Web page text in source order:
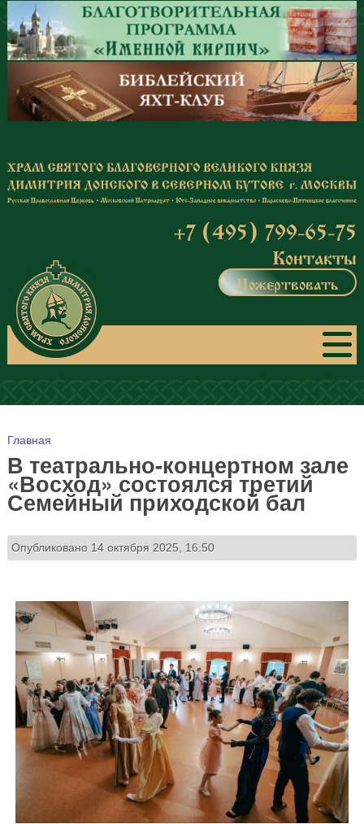
Перейти к основному содержанию
+7 (495) 799-65-75
Контакты
Пожертвовать
Вы здесь
Главная
В театрально-концертном зале
«Восход» состоялся третий
Семейный приходской бал
Опубликовано 14 октября 2025, 16:50